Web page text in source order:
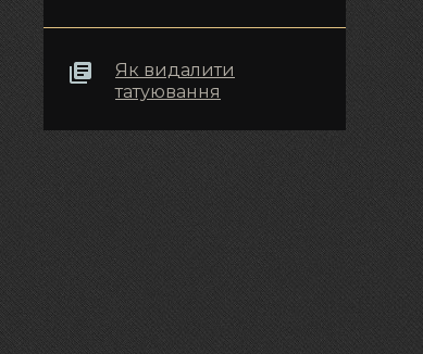
Як видалити
татуювання